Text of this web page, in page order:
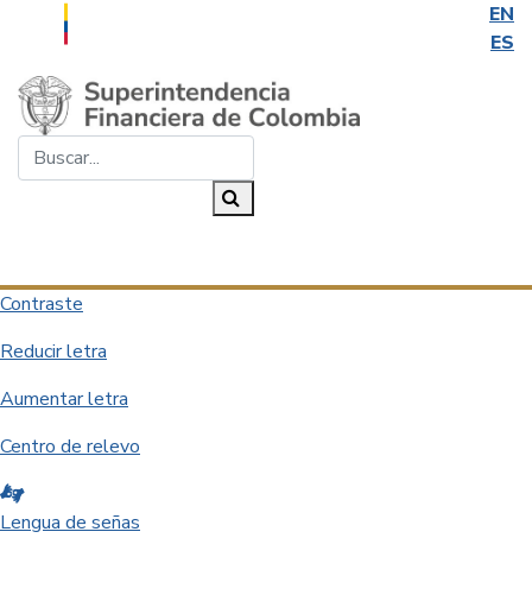
EN
ES
Saltar al contenido principal
Contraste
Reducir letra
Aumentar letra
Centro de relevo
Lengua de señas